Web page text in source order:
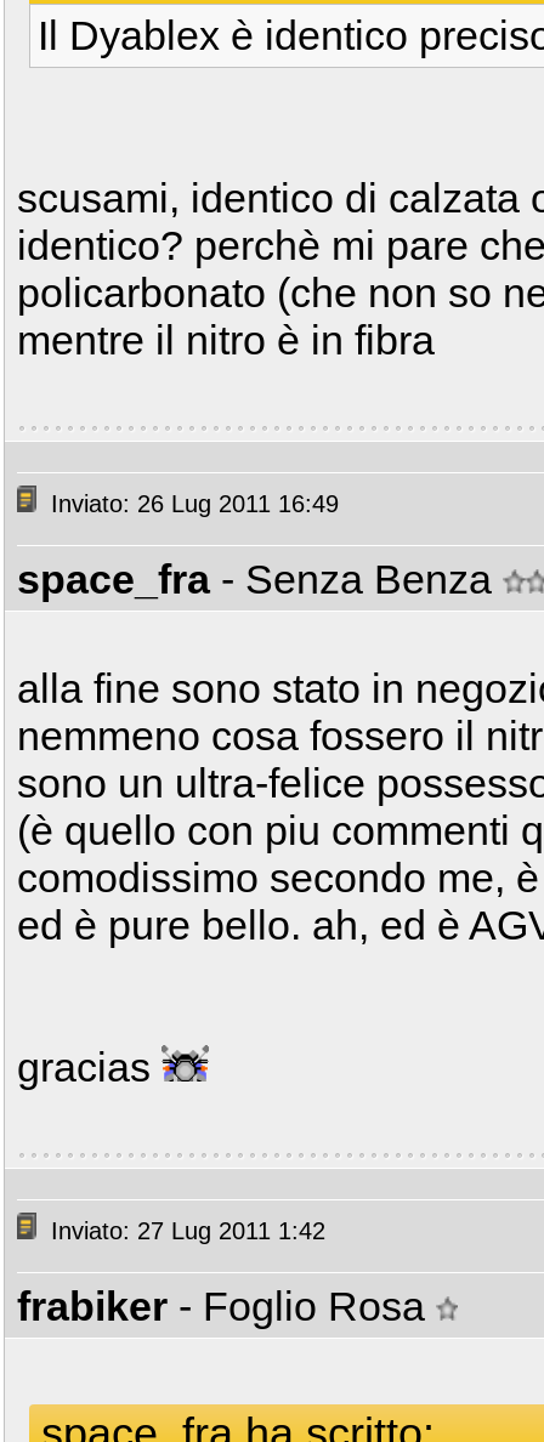
Il Dyablex è identico
scusami, identico di calzata
identico? perchè mi pare
policarbonato (che non so
mentre il nitro è in fibra
Inviato: 26 Lug 2011 16:49
space_fra - Senza Benza
alla fine sono stato in
nemmeno cosa fossero il
sono un ultra-felice
(è quello con piu commenti
comodissimo secondo me,
ed è pure bello. ah, ed è
gracias
Inviato: 27 Lug 2011 1:42
frabiker - Foglio Rosa